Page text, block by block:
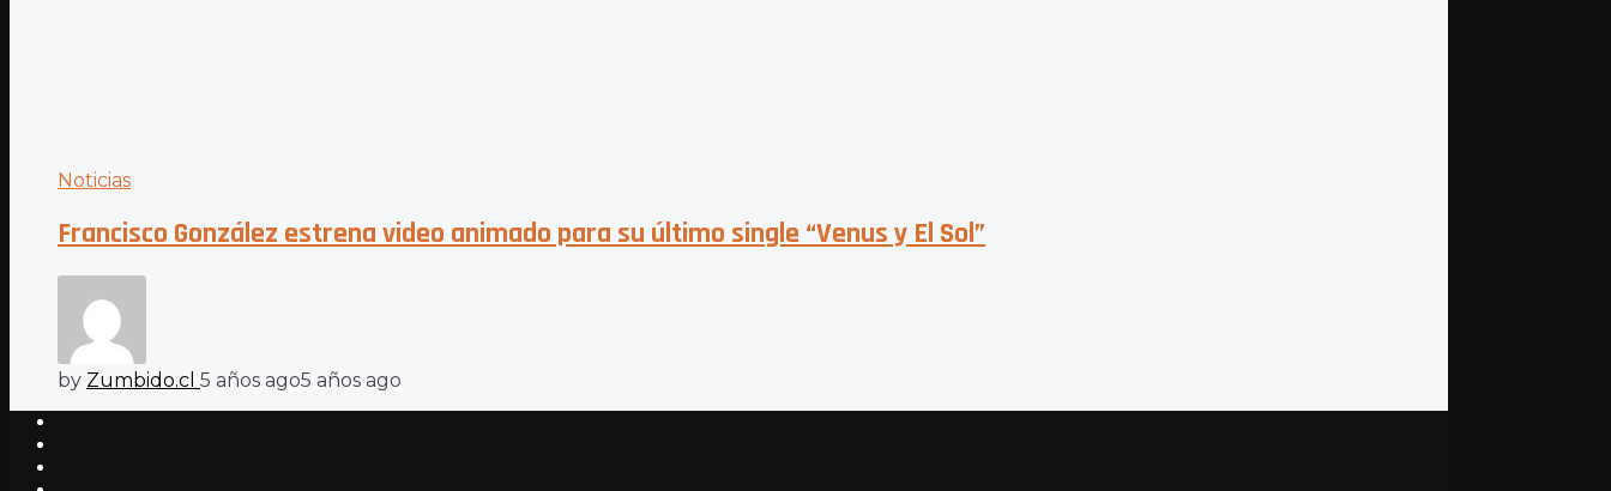
Noticias
Francisco González estrena video animado para su último single “Venus y El Sol”
by Zumbido.cl 5 años ago5 años ago